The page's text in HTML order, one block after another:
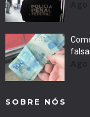
SOBRE NÓS